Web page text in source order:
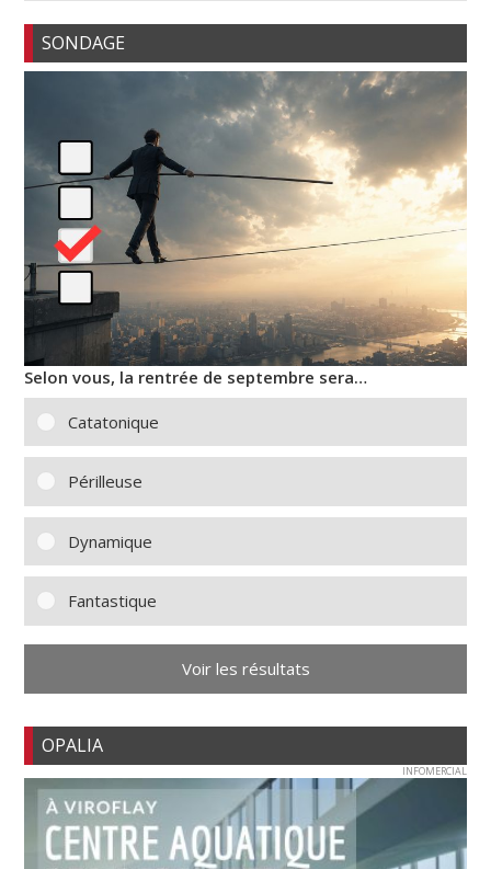
SONDAGE
Selon vous, la rentrée de septembre sera…
Catatonique
Périlleuse
Dynamique
Fantastique
Voir les résultats
OPALIA
INFOMERCIAL